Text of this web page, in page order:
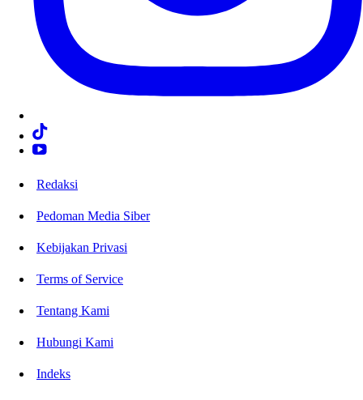
Redaksi
Pedoman Media Siber
Kebijakan Privasi
Terms of Service
Tentang Kami
Hubungi Kami
Indeks